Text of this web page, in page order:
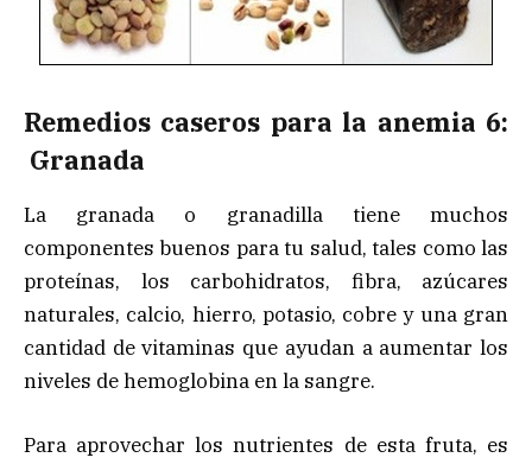
Remedios caseros para la anemia 6:
Granada
La granada o granadilla tiene muchos
componentes buenos para tu salud, tales como las
proteínas, los carbohidratos, fibra, azúcares
naturales, calcio, hierro, potasio, cobre y una gran
cantidad de vitaminas que ayudan a aumentar los
niveles de hemoglobina en la sangre.
Para aprovechar los nutrientes de esta fruta, es